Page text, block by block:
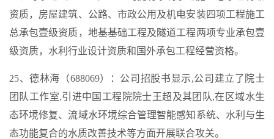
资质，房屋建筑、公路、市政公用及机电安装四项工程施工
总承包壹级资质，地基基础工程及隧道工程两项专业承包壹
级资质，水利行业设计资质和国外承包工程经营资格。
25、德林海（688069）：公司招股书显示,公司建立了院士
团队工作室,引进中国工程院院士王超及其团队,在区域水生
态环境修复、流域水环境综合管理智能感知系统、水利与生
态功能复合的水质改善技术等方面开展联合攻关。